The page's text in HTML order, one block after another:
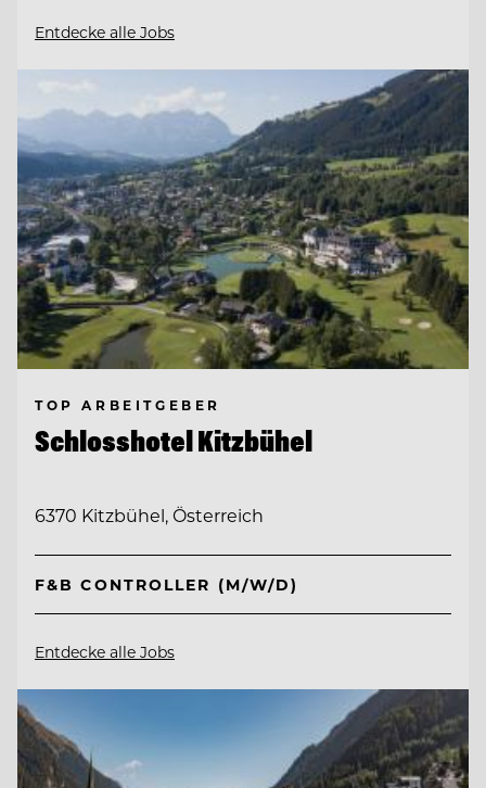
Entdecke alle Jobs
TOP ARBEITGEBER
Schlosshotel Kitzbühel
6370 Kitzbühel, Österreich
F&B CONTROLLER (M/W/D)
Entdecke alle Jobs